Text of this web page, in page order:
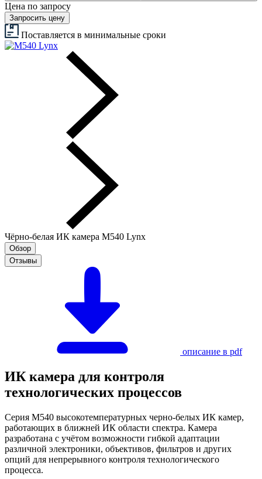
Цена по запросу
Запросить цену
Поставляется в минимальные сроки
Чёрно-белая ИК камера M540 Lynx
Обзор
Отзывы
описание в pdf
ИК камера для контроля
технологических процессов
Серия M540 высокотемпературных черно-белых ИК камер,
работающих в ближней ИК области спектра. Камера
разработана с учётом возможности гибкой адаптации
различной электроники, объективов, фильтров и других
опций для непрерывного контроля технологического
процесса.